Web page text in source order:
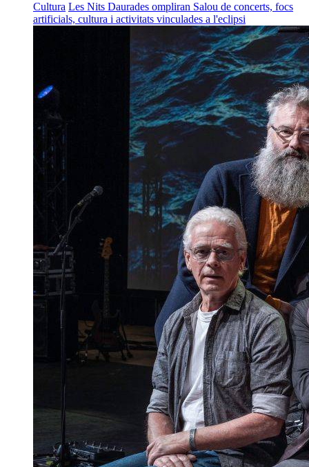
Cultura Les Nits Daurades ompliran Salou de concerts, focs
artificials, cultura i activitats vinculades a l'eclipsi